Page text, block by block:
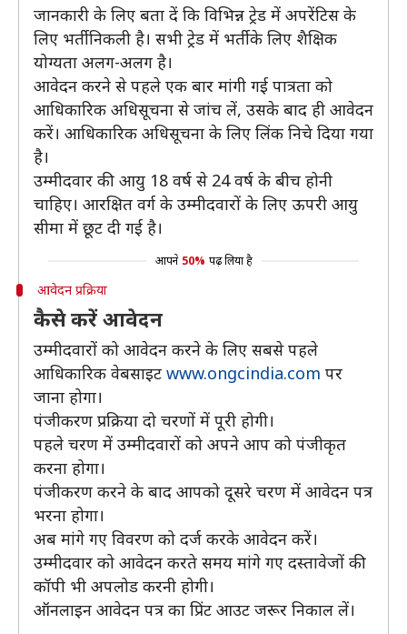
जानकारी के लिए बता दें कि विभिन्न ट्रेड में अपरेंटिस के
लिए भर्ती निकली है। सभी ट्रेड में भर्ती के लिए शैक्षिक
योग्यता अलग-अलग है।
आवेदन करने से पहले एक बार मांगी गई पात्रता को
आधिकारिक अधिसूचना से जांच लें, उसके बाद ही आवेदन
करें। आधिकारिक अधिसूचना के लिए लिंक निचे दिया गया
है।
उम्मीदवार की आयु 18 वर्ष से 24 वर्ष के बीच होनी
चाहिए। आरक्षित वर्ग के उम्मीदवारों के लिए ऊपरी आयु
सीमा में छूट दी गई है।
आपने 50% पढ़ लिया है
आवेदन प्रक्रिया
कैसे करें आवेदन
उम्मीदवारों को आवेदन करने के लिए सबसे पहले
आधिकारिक वेबसाइट www.ongcindia.com पर
जाना होगा।
पंजीकरण प्रक्रिया दो चरणों में पूरी होगी।
पहले चरण में उम्मीदवारों को अपने आप को पंजीकृत
करना होगा।
पंजीकरण करने के बाद आपको दूसरे चरण में आवेदन पत्र
भरना होगा।
अब मांगे गए विवरण को दर्ज करके आवेदन करें।
उम्मीदवार को आवेदन करते समय मांगे गए दस्तावेजों की
कॉपी भी अपलोड करनी होगी।
ऑनलाइन आवेदन पत्र का प्रिंट आउट जरूर निकाल लें।